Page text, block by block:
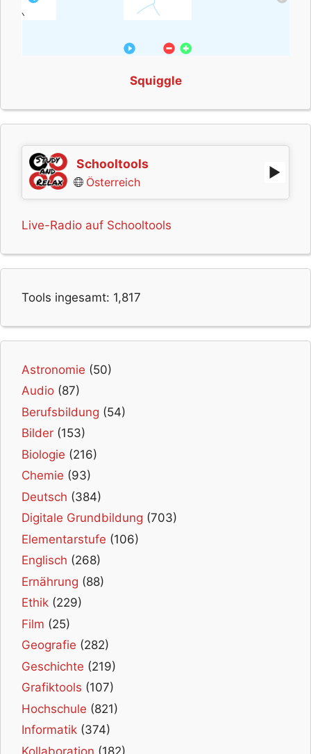
Squiggle
Schooltools
Österreich
Live-Radio auf Schooltools
Tools ingesamt: 1,817
Astronomie (50)
Audio (87)
Berufsbildung (54)
Bilder (153)
Biologie (216)
Chemie (93)
Deutsch (384)
Digitale Grundbildung (703)
Elementarstufe (106)
Englisch (268)
Ernährung (88)
Ethik (229)
Film (25)
Geografie (282)
Geschichte (219)
Grafiktools (107)
Hochschule (821)
Informatik (374)
Kollaboration (182)